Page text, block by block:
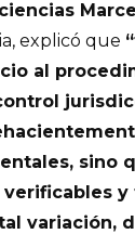
explicó que
al
sino
variación,